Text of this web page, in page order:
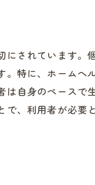
宅介護の未来
されています。
特に、ホームヘ
自身のペースで
、利用者が必要